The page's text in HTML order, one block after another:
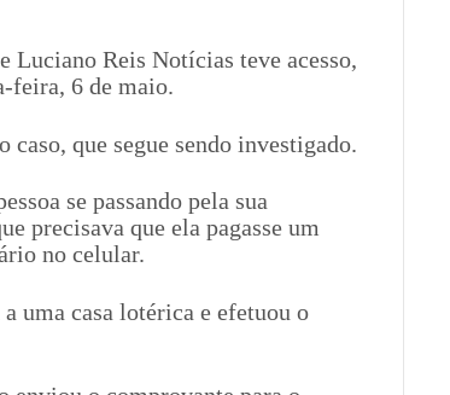
Luciano Reis Notícias teve acesso,
feira, 6 de maio.
que segue sendo investigado.
se passando pela sua
precisava que ela pagasse um
no celular.
uma casa lotérica e efetuou o